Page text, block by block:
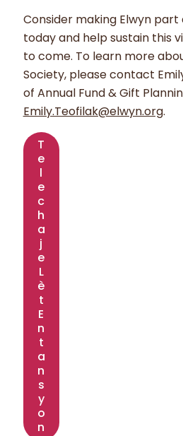
Consider making Elwyn
today and help sustain this
to come. To learn more
Society, please contact
of Annual Fund & Gift
Emily.Teofilak@elwyn.org.
T
e
l
e
c
h
a
j
e
L
è
t
E
n
t
a
n
s
y
o
n